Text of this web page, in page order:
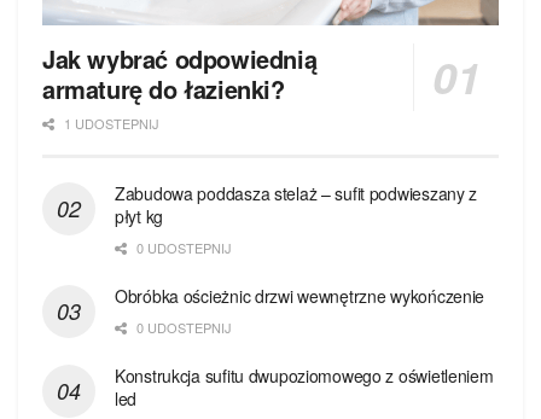
Jak wybrać odpowiednią
armaturę do łazienki?
1 UDOSTEPNIJ
Zabudowa poddasza stelaż – sufit podwieszany z
płyt kg
0 UDOSTEPNIJ
Obróbka ościeżnic drzwi wewnętrzne wykończenie
0 UDOSTEPNIJ
Konstrukcja sufitu dwupoziomowego z oświetleniem
led